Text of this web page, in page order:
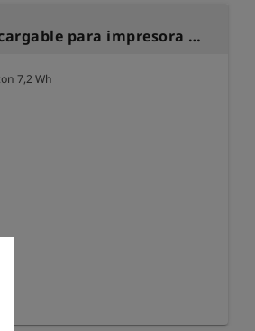
Batería recargable para impresora delta
7,2 Wh